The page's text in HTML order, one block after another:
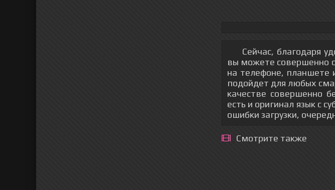
Сейчас, благодаря
вы можете совершенно
на телефоне,
подойдет для любых
качестве совершенно
есть и оригинал язык с
ошибки загрузки,
Смотрите также